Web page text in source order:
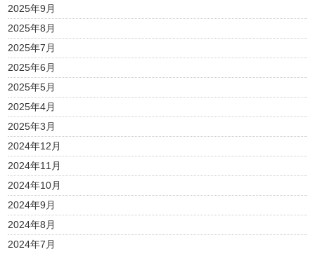
2025年9月
2025年8月
2025年7月
2025年6月
2025年5月
2025年4月
2025年3月
2024年12月
2024年11月
2024年10月
2024年9月
2024年8月
2024年7月